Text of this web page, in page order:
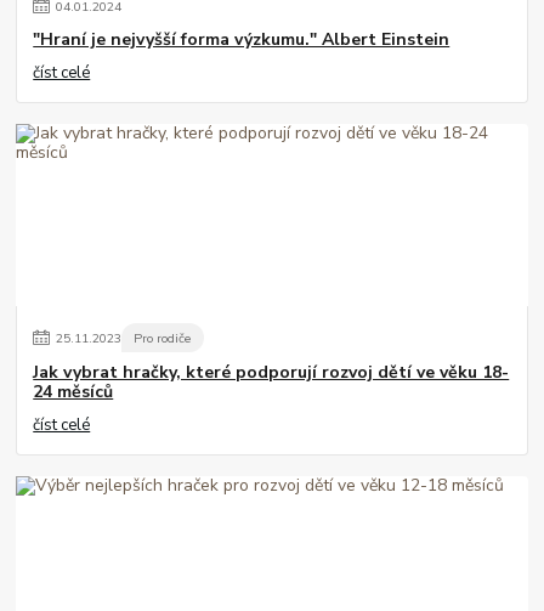
04.01.2024
"Hraní je nejvyšší forma výzkumu." Albert Einstein
číst celé
25.11.2023 Pro rodiče
Jak vybrat hračky, které podporují rozvoj dětí ve věku 18-
24 měsíců
číst celé